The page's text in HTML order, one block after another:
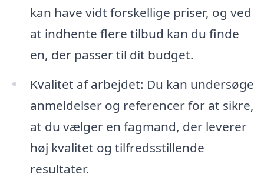
kan have vidt forskellige priser, og ved
at indhente flere tilbud kan du finde
en, der passer til dit budget.
Kvalitet af arbejdet: Du kan undersøge
anmeldelser og referencer for at sikre,
at du vælger en fagmand, der leverer
høj kvalitet og tilfredsstillende
resultater.